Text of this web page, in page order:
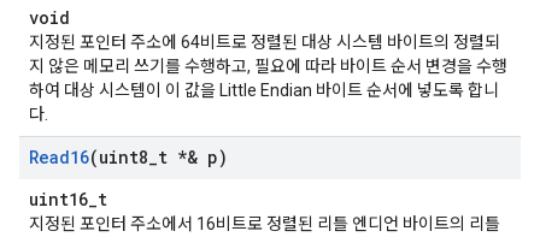
void
지정된 포인터 주소에 64비트로 정렬된 대상 시스템 바이트의 정렬되
지 않은 메모리 쓰기를 수행하고, 필요에 따라 바이트 순서 변경을 수행
하여 대상 시스템이 이 값을 Little Endian 바이트 순서에 넣도록 합니
다.
Read16(uint8 t *& p)
uint16_t
지정된 포인터 주소에서 16비트로 정렬된 리틀 엔디언 바이트의 리틀